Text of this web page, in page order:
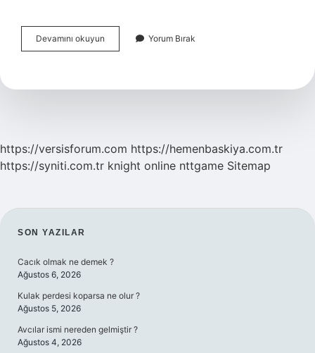
Devamını okuyun
Otu
Gelir
Yorum Bırak
https://versisforum.com https://hemenbaskiya.com.tr
https://syniti.com.tr knight online nttgame Sitemap
SIDEBAR
SON YAZILAR
Cacık olmak ne demek ?
Ağustos 6, 2026
Kulak perdesi koparsa ne olur ?
Ağustos 5, 2026
Avcılar ismi nereden gelmiştir ?
Ağustos 4, 2026